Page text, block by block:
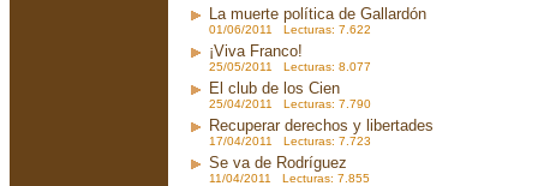
La muerte política de Gallardón
01/06/2011 Lecturas: 7.622
¡Viva Franco!
25/05/2011 Lecturas: 8.077
El club de los Cien
25/04/2011 Lecturas: 7.790
Recuperar derechos y libertades
17/04/2011 Lecturas: 7.723
Se va de Rodríguez
11/04/2011 Lecturas: 7.855